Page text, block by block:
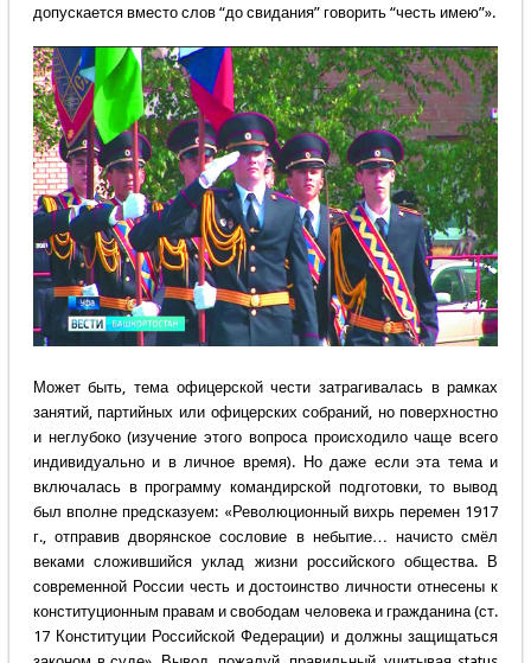
допускается вместо слов “до свидания” говорить “честь имею”».
Может быть, тема офицерской чести затрагивалась в рамках
занятий, партийных или офицерских собраний, но поверхностно
и неглубоко (изучение этого вопроса происходило чаще всего
индивидуально и в личное время). Но даже если эта тема и
включалась в программу командирской подготовки, то вывод
был вполне предсказуем: «Революционный вихрь перемен 1917
г., отправив дворянское сословие в небытие… начисто смёл
веками сложившийся уклад жизни российского общества. В
современной России честь и достоинство личности отнесены к
конституционным правам и свободам человека и гражданина (ст.
17 Конституции Российской Федерации) и должны защищаться